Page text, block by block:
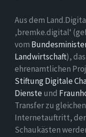
Aus dem
‚bremke.digital‘
vom
Landwirtschaft),
ehrenamtlichen
Stiftung Digitale
Dienste und
Transfer zu
Internetauftritt, der
Schaukästen